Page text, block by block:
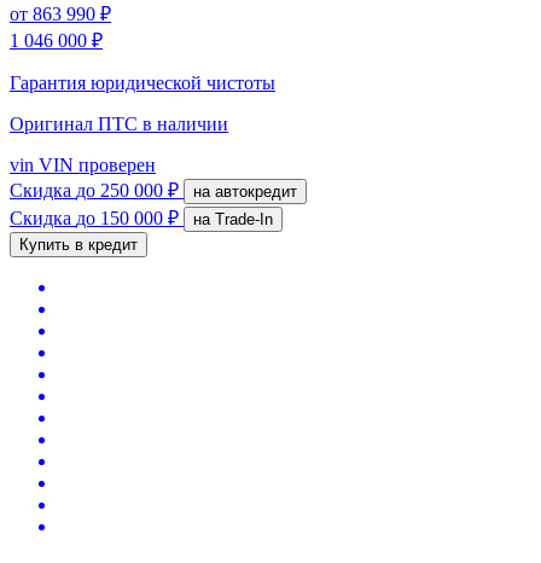
от 863 990 ₽
1 046 000 ₽
Гарантия юридической чистоты
Оригинал ПТС в наличии
vin VIN проверен
Скидка до 250 000 ₽ на автокредит
Скидка до 150 000 ₽
на Trade-In
Купить в кредит